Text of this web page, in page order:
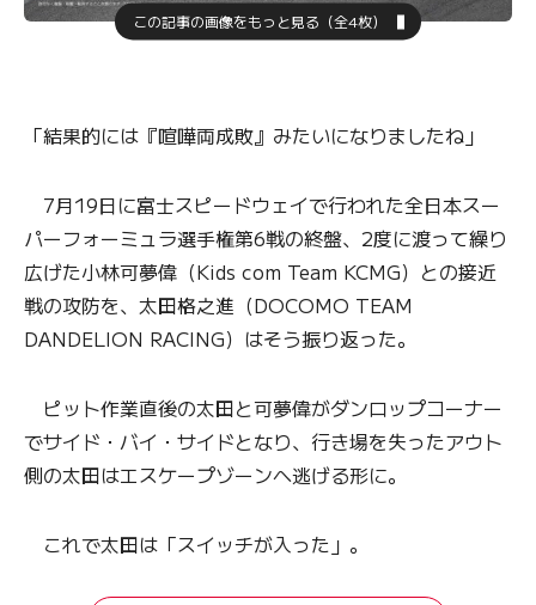
この記事の画像をもっと見る（全4枚）
「結果的には『喧嘩両成敗』みたいになりましたね」
7月19日に富士スピードウェイで行われた全日本スー
パーフォーミュラ選手権第6戦の終盤、2度に渡って繰り
広げた小林可夢偉（Kids com Team KCMG）との接近
戦の攻防を、太田格之進（DOCOMO TEAM
DANDELION RACING）はそう振り返った。
ピット作業直後の太田と可夢偉がダンロップコーナー
でサイド・バイ・サイドとなり、行き場を失ったアウト
側の太田はエスケープゾーンへ逃げる形に。
これで太田は「スイッチが入った」。